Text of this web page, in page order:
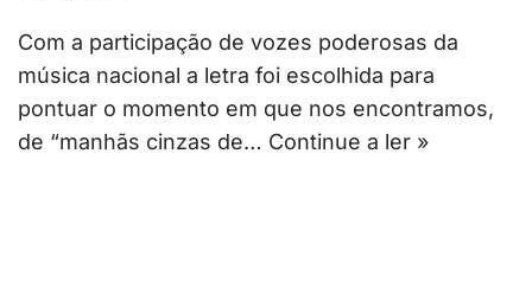
Com a participação de vozes poderosas da
música nacional a letra foi escolhida para
pontuar o momento em que nos encontramos,
de “manhãs cinzas de… Continue a ler »